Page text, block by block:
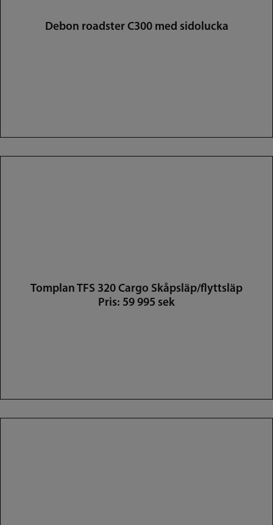
Debon roadster C300 med sidolucka
Tomplan TFS 320 Cargo Skåpsläp/flyttsläp
Pris: 59 995 sek